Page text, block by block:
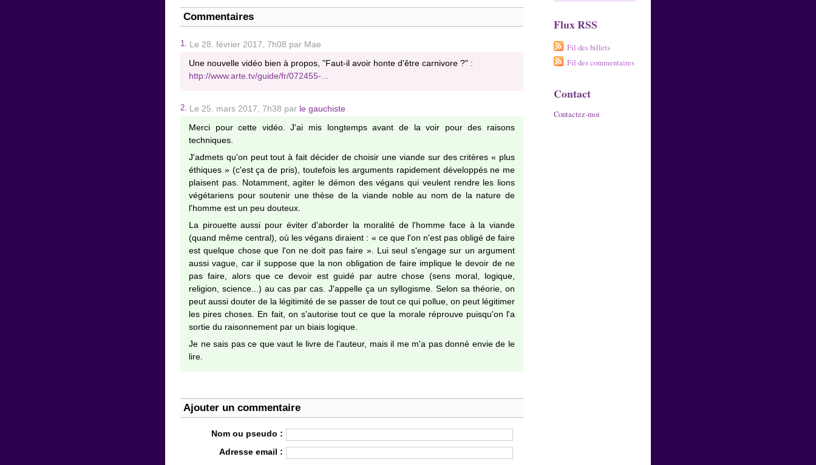
Commentaires
1. Le 28. février 2017, 7h08 par Mae
Une nouvelle vidéo bien à propos, "Faut-il avoir honte d'être carnivore ?" :
http://www.arte.tv/guide/fr/072455-...
2. Le 25. mars 2017, 7h38 par le gauchiste
Merci pour cette vidéo. J'ai mis longtemps avant de la voir pour des raisons
techniques.
J'admets qu'on peut tout à fait décider de choisir une viande sur des critères « plus
éthiques » (c'est ça de pris), toutefois les arguments rapidement développés ne me
plaisent pas. Notamment, agiter le démon des végans qui veulent rendre les lions
végétariens pour soutenir une thèse de la viande noble au nom de la nature de
l'homme est un peu douteux.
La pirouette aussi pour éviter d'aborder la moralité de l'homme face à la viande
(quand même central), où les végans diraient : « ce que l'on n'est pas obligé de faire
est quelque chose que l'on ne doit pas faire ». Lui seul s'engage sur un argument
aussi vague, car il suppose que la non obligation de faire implique le devoir de ne
pas faire, alors que ce devoir est guidé par autre chose (sens moral, logique,
religion, science...) au cas par cas. J'appelle ça un syllogisme. Selon sa théorie, on
peut aussi douter de la légitimité de se passer de tout ce qui pollue, on peut légitimer
les pires choses. En fait, on s'autorise tout ce que la morale réprouve puisqu'on l'a
sortie du raisonnement par un biais logique.
Je ne sais pas ce que vaut le livre de l'auteur, mais il me m'a pas donné envie de le
lire.
Ajouter un commentaire
Nom ou pseudo :
Adresse email :
Flux RSS
Fil des billets
Fil des commentaires
Contact
Contactez-moi